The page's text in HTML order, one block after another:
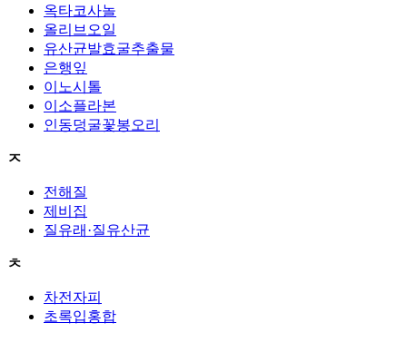
옥타코사놀
올리브오일
유산균발효굴추출물
은행잎
이노시톨
이소플라본
인동덩굴꽃봉오리
ㅈ
전해질
제비집
질유래·질유산균
ㅊ
차전자피
초록입홍합